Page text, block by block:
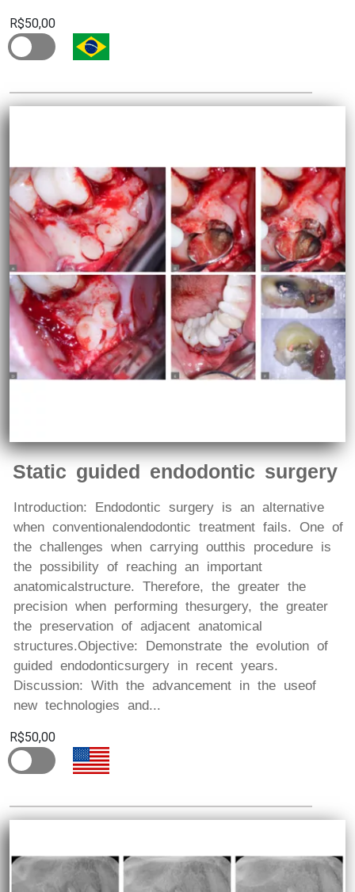
R$50,00
Static guided endodontic surgery
Introduction: Endodontic surgery is an alternative
when conventionalendodontic treatment fails. One of
the challenges when carrying outthis procedure is
the possibility of reaching an important
anatomicalstructure. Therefore, the greater the
precision when performing thesurgery, the greater
the preservation of adjacent anatomical
structures.Objective: Demonstrate the evolution of
guided endodonticsurgery in recent years.
Discussion: With the advancement in the useof
new technologies and...
R$50,00